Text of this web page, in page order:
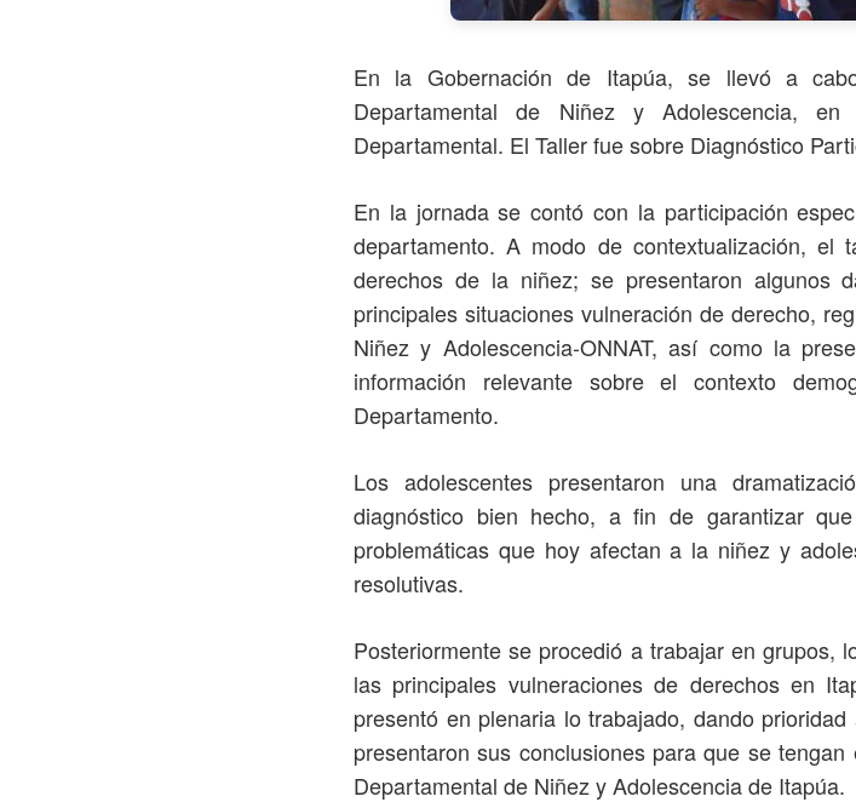
En la Gobernación de Itapúa, se llevó a
Departamental de Niñez y Adolescencia,
Departamental. El Taller fue sobre Diagnóstico
En la jornada se contó con la participación
departamento. A modo de contextualización,
derechos de la niñez; se presentaron algunos
principales situaciones vulneración de derecho,
Niñez y Adolescencia-ONNAT, así como la
información relevante sobre el contexto
Departamento.
Los adolescentes presentaron una
diagnóstico bien hecho, a fin de garantizar
problemáticas que hoy afectan a la niñez y
resolutivas.
Posteriormente se procedió a trabajar en grupos,
las principales vulneraciones de derechos en
presentó en plenaria lo trabajado, dando
presentaron sus conclusiones para que se
Departamental de Niñez y Adolescencia de Itapúa.